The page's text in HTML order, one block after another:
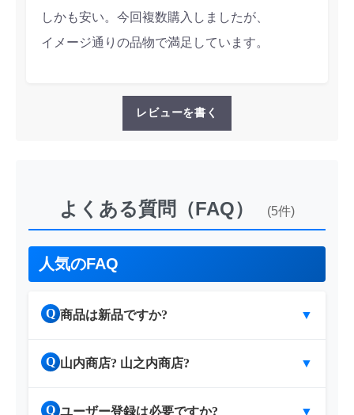
しかも安い。今回複数購入しましたが、
イメージ通りの品物で満足しています。
レビューを書く
よくある質問（FAQ） (5件)
人気のFAQ
Q 商品は新品ですか? ▼
Q 山内商店? 山之内商店? ▼
Q ユーザー登録は必要ですか? ▼